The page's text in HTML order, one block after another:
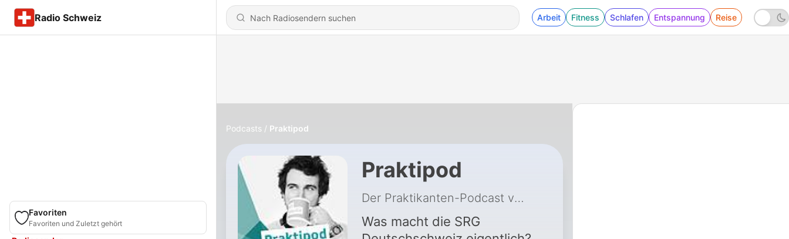
Radio Schweiz Arbeit Fitness Schlafen Entspannung Reise
Favoriten
Favoriten und Zuletzt gehört
Podcasts Praktipod
Praktipod
Der Praktikanten-Podcast von SRG Insider
Was macht die SRG